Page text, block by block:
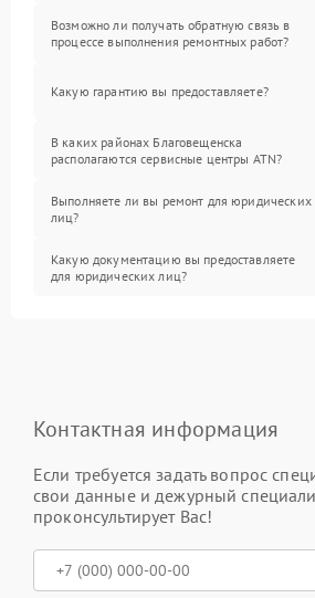
Возможно ли получать обратную связь в
процессе выполнения ремонтных работ?
Какую гарантию вы предоставляете?
В каких районах Благовещенска
располагаются сервисные центры ATN?
Выполняете ли вы ремонт для юридических
лиц?
Какую документацию вы предоставляете
для юридических лиц?
Контактная информация
Если требуется задать вопрос
свои данные и дежурный
проконсультирует Вас!